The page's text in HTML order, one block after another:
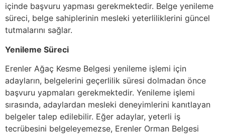
içinde başvuru yapması gerekmektedir. Belge yenileme
süreci, belge sahiplerinin mesleki yeterliliklerini güncel
tutmalarını sağlar.
Yenileme Süreci
Erenler Ağaç Kesme Belgesi yenileme işlemi için
adayların, belgelerini geçerlilik süresi dolmadan önce
başvuru yapmaları gerekmektedir. Yenileme işlemi
sırasında, adaylardan mesleki deneyimlerini kanıtlayan
belgeler talep edilebilir. Eğer adaylar, yeterli iş
tecrübesini belgeleyemezse, Erenler Orman Belgesi